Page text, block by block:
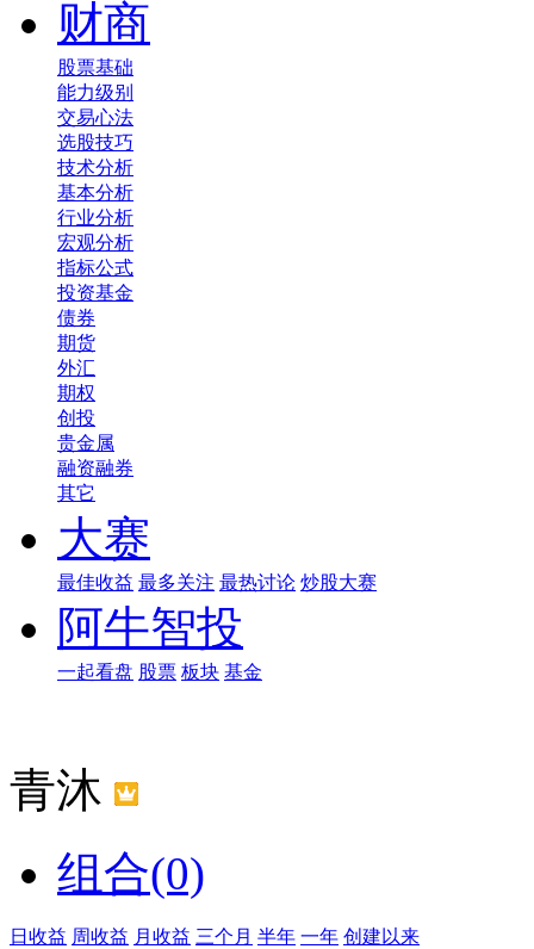
财商
股票基础
能力级别
交易心法
选股技巧
技术分析
基本分析
行业分析
宏观分析
指标公式
投资基金
债券
期货
外汇
期权
创投
贵金属
融资融券
其它
大赛
最佳收益 最多关注 最热讨论 炒股大赛
阿牛智投
一起看盘 股票 板块 基金
青沐
组合(0)
日收益 周收益 月收益 三个月 半年 一年 创建以来